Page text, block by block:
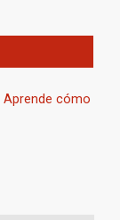
Aprende cómo